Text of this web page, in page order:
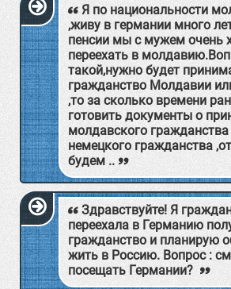
Я по национальности
,живу в германии много
пенсии мы с мужем очень
переехать в
такой,нужно будет
гражданство Молдавии
,то за сколько времени
готовить документы о
молдавского гражданства
немецкого гражданства
будем ..
Здравствуйте! Я
переехала в Германию
гражданство и планирую
жить в Россию. Вопрос :
посещать Германии?